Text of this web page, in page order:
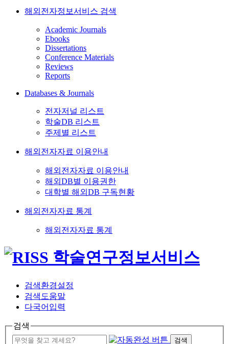
해외전자정보서비스 검색
Academic Journals
Ebooks
Dissertations
Conference Materials
Reviews
Reports
Databases & Journals
전자저널 리스트
학술DB 리스트
주제별 리스트
해외전자자료 이용안내
해외전자자료 이용안내
해외DB별 이용권한
대학별 해외DB 구독현황
해외전자자료 통계
해외전자자료 통계
검색환경설정
검색도움말
다국어입력
검색
검색